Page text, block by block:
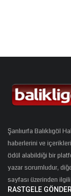
Şanlıurfa Balıklıgöl
haberlerini ve
ödül alabildiği bir
yazar sorumludur,
sayfası üzerinden
RASTGELE